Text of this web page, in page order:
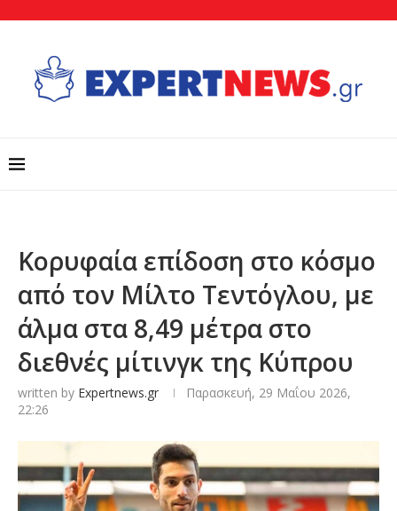
Κορυφαία επίδοση στο κόσμο
από τον Μίλτο Τεντόγλου, με
άλμα στα 8,49 μέτρα στο
διεθνές μίτινγκ της Κύπρου
written by Expertnews.gr
Παρασκευή, 29 Μαΐου 2026,
22:26